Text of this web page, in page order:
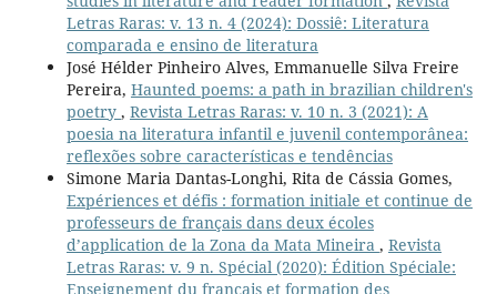
Letras Raras: v. 13 n. 4 (2024): Dossiê: Literatura
comparada e ensino de literatura
José Hélder Pinheiro Alves, Emmanuelle Silva Freire
Pereira, Haunted poems: a path in brazilian children's
poetry , Revista Letras Raras: v. 10 n. 3 (2021): A
poesia na literatura infantil e juvenil contemporânea:
reflexões sobre características e tendências
Simone Maria Dantas-Longhi, Rita de Cássia Gomes,
Expériences et défis : formation initiale et continue de
professeurs de français dans deux écoles
d’application de la Zona da Mata Mineira , Revista
Letras Raras: v. 9 n. Spécial (2020): Édition Spéciale:
Enseignement du français et formation des